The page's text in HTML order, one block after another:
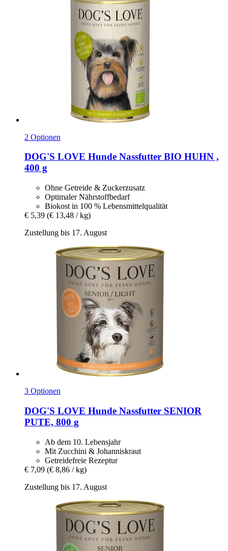
2 Optionen
DOG'S LOVE Hunde Nassfutter BIO HUHN ,
400 g
Ohne Getreide & Zuckerzusatz
Optimaler Nährstoffbedarf
Biokost in 100 % Lebensmittelqualität
€ 5,39 (€ 13,48 / kg)
Zustellung bis 17. August
3 Optionen
DOG'S LOVE Hunde Nassfutter SENIOR
PUTE, 800 g
Ab dem 10. Lebensjahr
Mit Zucchini & Johanniskraut
Getreidefreie Rezeptur
€ 7,09 (€ 8,86 / kg)
Zustellung bis 17. August